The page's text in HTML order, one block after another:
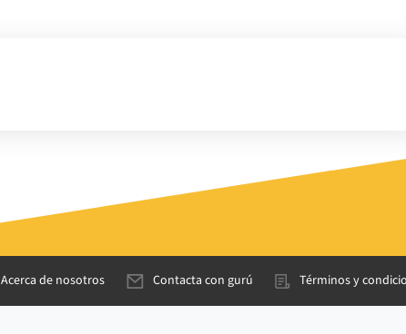
Acerca de nosotros Contacta con gurú Términos y